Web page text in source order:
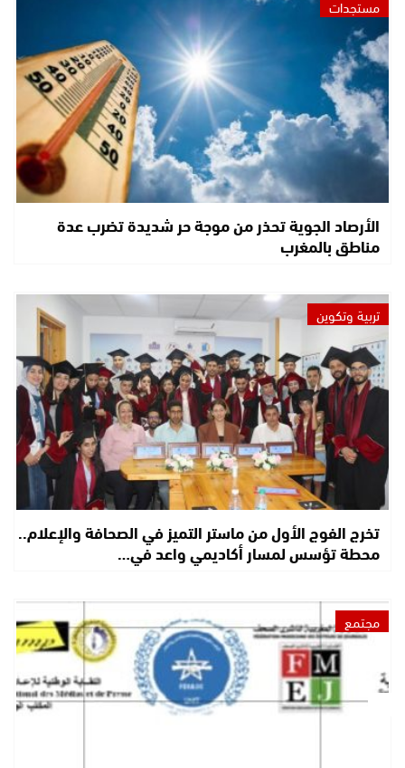
مستجدات
الأرصاد الجوية تحذر من موجة حر شديدة تضرب عدة
مناطق بالمغرب
تربية وتكوين
تخرج الفوج الأول من ماستر التميز في الصحافة والإعلام..
محطة تؤسس لمسار أكاديمي واعد في…
مجتمع